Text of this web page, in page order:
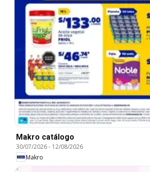
Makro catálogo
30/07/2026- 12/08/2026
Makro